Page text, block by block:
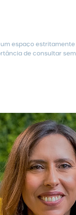
espaço
de consultar